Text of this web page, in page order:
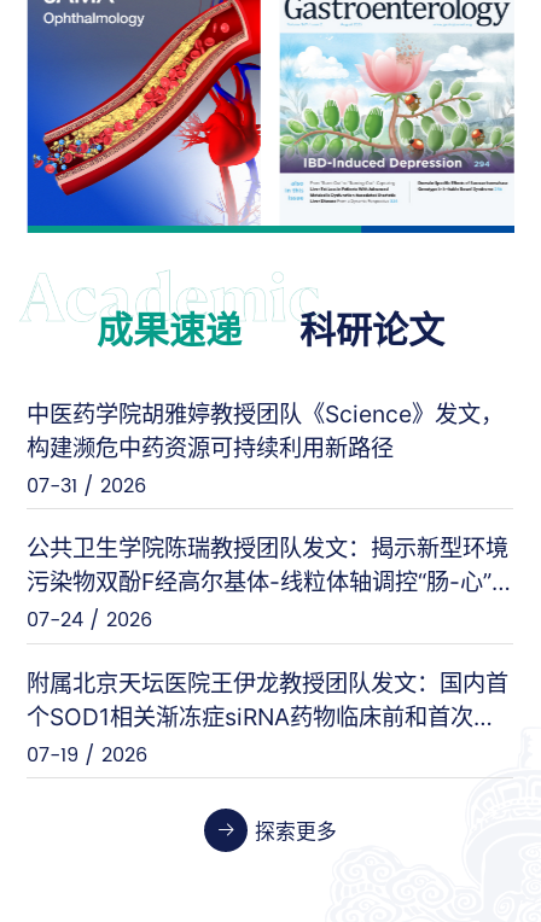
成果速递 科研论文
中医药学院胡雅婷教授团队《Science》发文，
构建濒危中药资源可持续利用新路径
07-31 / 2026
公共卫生学院陈瑞教授团队发文：揭示新型环境
污染物双酚F经高尔基体-线粒体轴调控“肠-心”
对话的新机制
07-24 / 2026
附属北京天坛医院王伊龙教授团队发文：国内首
个SOD1相关渐冻症siRNA药物临床前和首次人
体临床数据
07-19 / 2026
曲显俊等（基础医学院） PNAS
07-28 / 2026
07-17 / 2026
王刚等（安定医院） Cell Host & Microbe
07-10 / 2026
张伟等（天坛医院）
探索更多